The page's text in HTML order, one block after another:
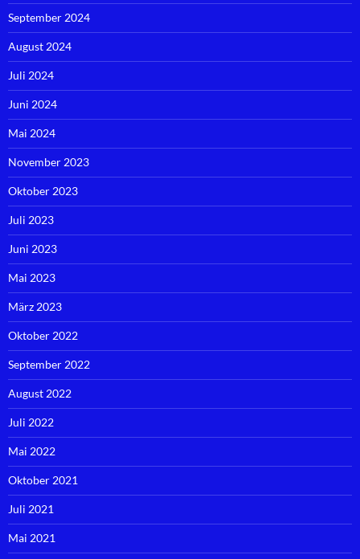
September 2024
August 2024
Juli 2024
Juni 2024
Mai 2024
November 2023
Oktober 2023
Juli 2023
Juni 2023
Mai 2023
März 2023
Oktober 2022
September 2022
August 2022
Juli 2022
Mai 2022
Oktober 2021
Juli 2021
Mai 2021